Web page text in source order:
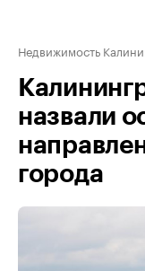
Недвижимость
назвали
города